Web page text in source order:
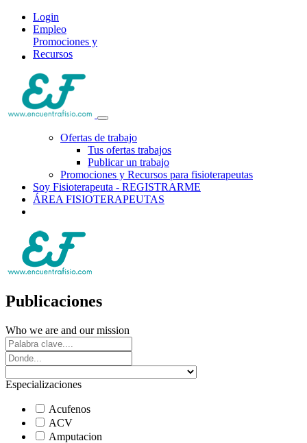
Login
Empleo
Promociones y
Recursos
Ofertas de trabajo
Tus ofertas trabajos
Publicar un trabajo
Promociones y Recursos para fisioterapeutas
Soy Fisioterapeuta - REGISTRARME
ÁREA FISIOTERAPEUTAS
Publicaciones
Who we are and our mission
Especializaciones
Acufenos
ACV
Amputacion